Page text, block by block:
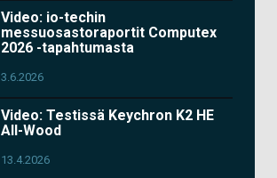
Video: io-techin
messuosastoraportit Computex
2026 -tapahtumasta
3.6.2026
Video: Testissä Keychron K2 HE
All-Wood
13.4.2026